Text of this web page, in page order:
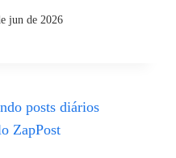
jun de 2026